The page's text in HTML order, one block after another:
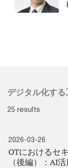
デジタル化す
25 results
2026-03-26
OTにおけるセ
（後編）：AI